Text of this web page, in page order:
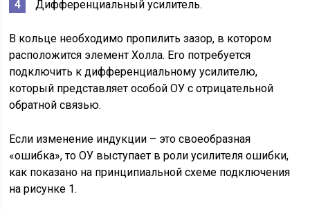
Дифференциальный усилитель.
В кольце необходимо пропилить зазор, в котором
расположится элемент Холла. Его потребуется
подключить к дифференциальному усилителю,
который представляет особой ОУ с отрицательной
обратной связью.
Если изменение индукции – это своеобразная
«ошибка», то ОУ выступает в роли усилителя ошибки,
как показано на принципиальной схеме подключения
на рисунке 1.